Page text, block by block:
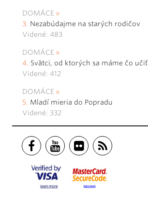
DOMÁCE
Nezabúdajme na starých rodičov
Videné: 483
DOMÁCE
Svätci, od ktorých sa máme čo učiť
Videné: 412
DOMÁCE
Mladí mieria do Popradu
Videné: 332